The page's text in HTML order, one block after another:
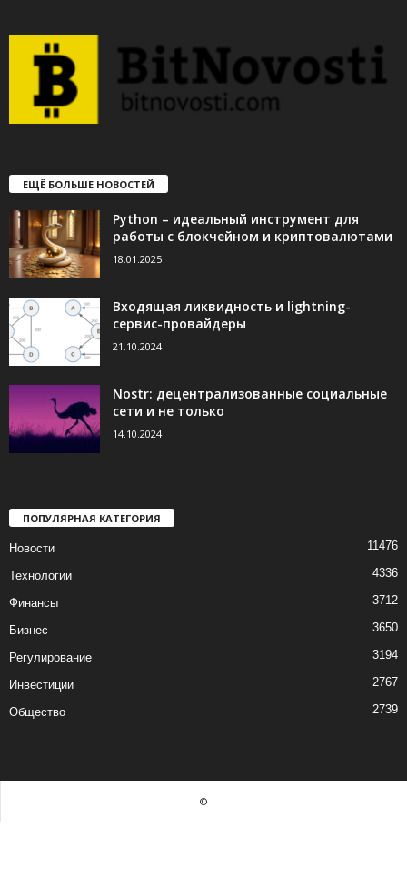
ЕЩЁ БОЛЬШЕ НОВОСТЕЙ
Python – идеальный инструмент для
работы с блокчейном и криптовалютами
18.01.2025
Входящая ликвидность и lightning-
сервис-провайдеры
21.10.2024
Nostr: децентрализованные социальные
сети и не только
14.10.2024
ПОПУЛЯРНАЯ КАТЕГОРИЯ
Новости 11476
Технологии 4336
Финансы 3712
Бизнес 3650
Регулирование 3194
Инвестиции 2767
Общество 2739
©